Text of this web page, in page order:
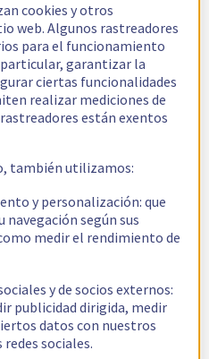
cookies y otros
web. Algunos rastreadores
para el funcionamiento
garantizar la
ciertas funcionalidades
realizar mediciones de
están exentos
también utilizamos:
y personalización: que
según sus
medir el rendimiento de
y de socios externos:
publicidad dirigida, medir
datos con nuestros
sociales.